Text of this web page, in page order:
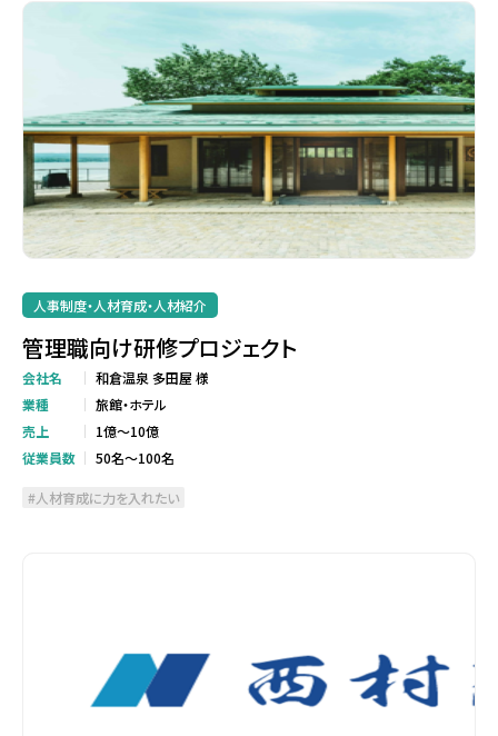
人事制度・人材育成・人材紹介
管理職向け研修プロジェクト
会社名
和倉温泉 多田屋 様
業種
旅館・ホテル
売上
1億～10億
従業員数
50名～100名
人材育成に力を入れたい